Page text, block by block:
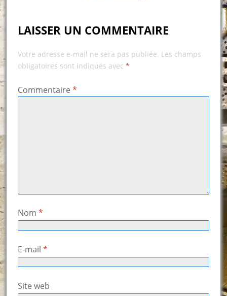
LAISSER UN COMMENTAIRE
Votre adresse e-mail ne sera pas publiée. Les champs
obligatoires sont indiqués avec *
Commentaire *
Nom *
E-mail *
Site web